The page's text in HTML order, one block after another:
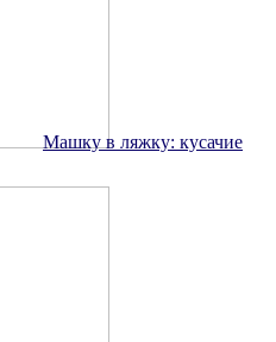
Машку в ляжку: кусачие